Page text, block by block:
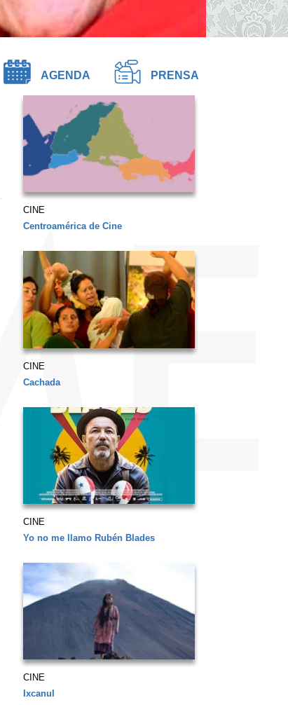
AGENDA PRENSA
CINE
Centroamérica de Cine
CINE
Cachada
CINE
Yo no me llamo Rubén Blades
CINE
Ixcanul